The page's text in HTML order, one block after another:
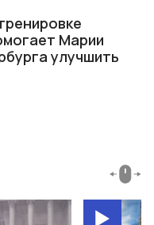
Марии
улучшить